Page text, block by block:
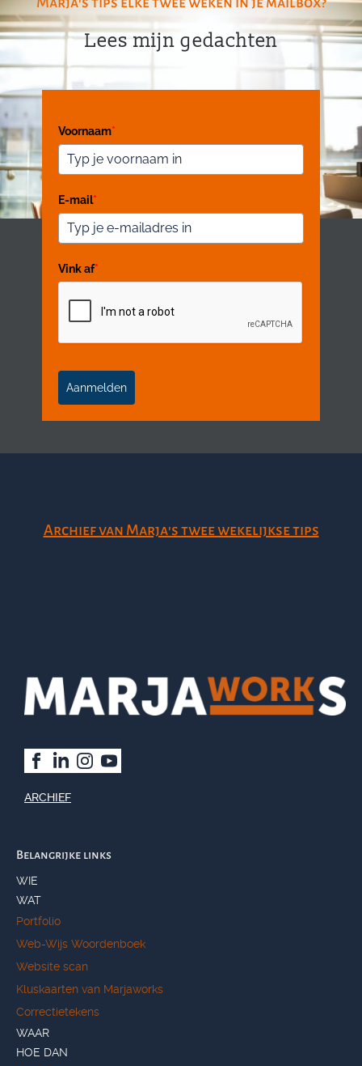
Lees mijn gedachten
Voornaam*
E-mail*
Vink af*
Aanmelden
Archief van Marja's twee wekelijkse tips
ARCHIEF
Belangrijke links
WIE
WAT
Portfolio
Web-Wijs Woordenboek
Website scan
Kluskaarten van Marjaworks
Correctietekens
WAAR
HOE DAN